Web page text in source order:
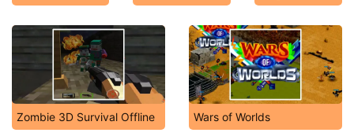
Zombie 3D Survival Offline Wars of Worlds